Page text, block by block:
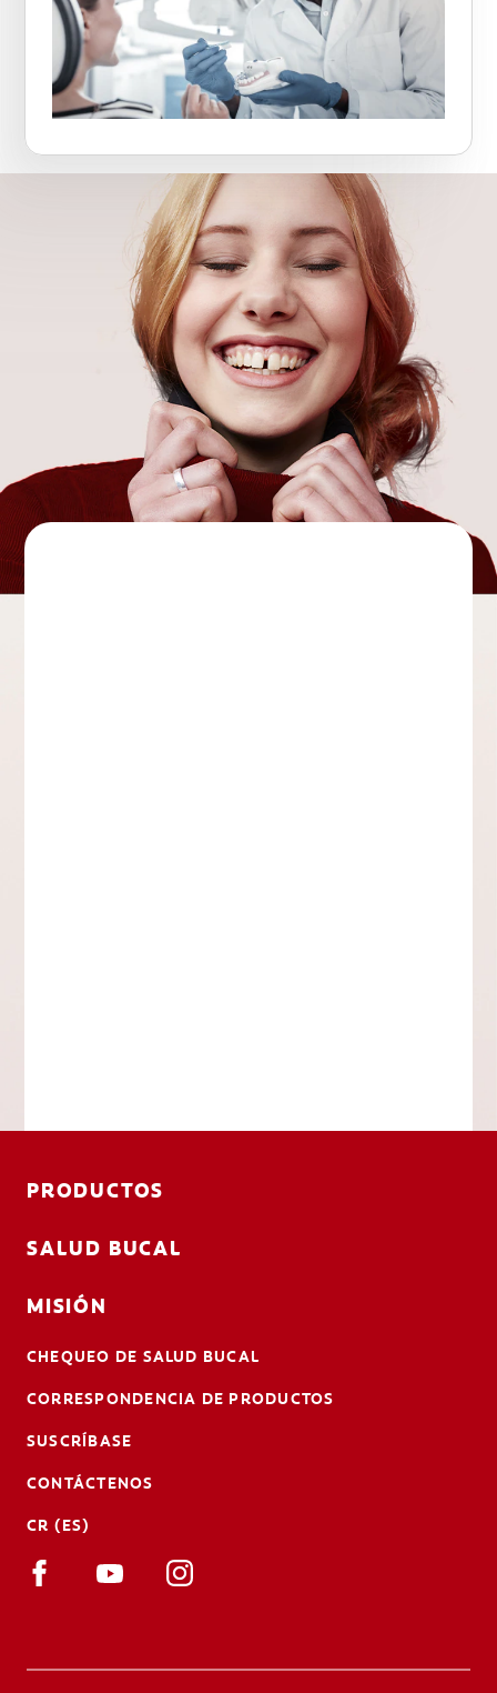
PRODUCTOS
SALUD BUCAL
MISIÓN
CHEQUEO DE SALUD BUCAL
CORRESPONDENCIA DE PRODUCTOS
SUSCRÍBASE
CONTÁCTENOS
CR (ES)